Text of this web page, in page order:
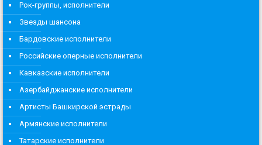
Рок-группы, исполнители
Звезды шансона
Бардовские исполнители
Российские оперные исполнители
Кавказские исполнители
Азербайджанские исполнители
Артисты Башкирской эстрады
Армянские исполнители
Татарские исполнители